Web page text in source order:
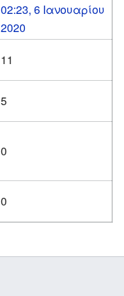
02:23, 6 Ιανουαρίου
2020
11
5
0
0